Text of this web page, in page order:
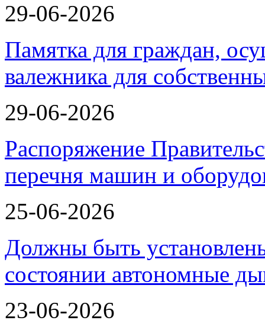
29-06-2026
Памятка для граждан,
валежника для
29-06-2026
Распоряжение
перечня машин и
25-06-2026
Должны быть
состоянии автономные
23-06-2026